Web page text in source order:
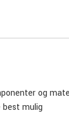
og
mulig